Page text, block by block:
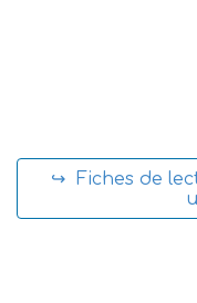
↪ Fiches de